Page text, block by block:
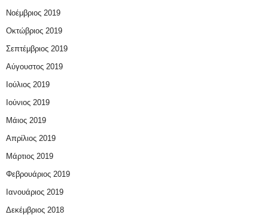
Νοέμβριος 2019
Οκτώβριος 2019
Σεπτέμβριος 2019
Αύγουστος 2019
Ιούλιος 2019
Ιούνιος 2019
Μάιος 2019
Απρίλιος 2019
Μάρτιος 2019
Φεβρουάριος 2019
Ιανουάριος 2019
Δεκέμβριος 2018